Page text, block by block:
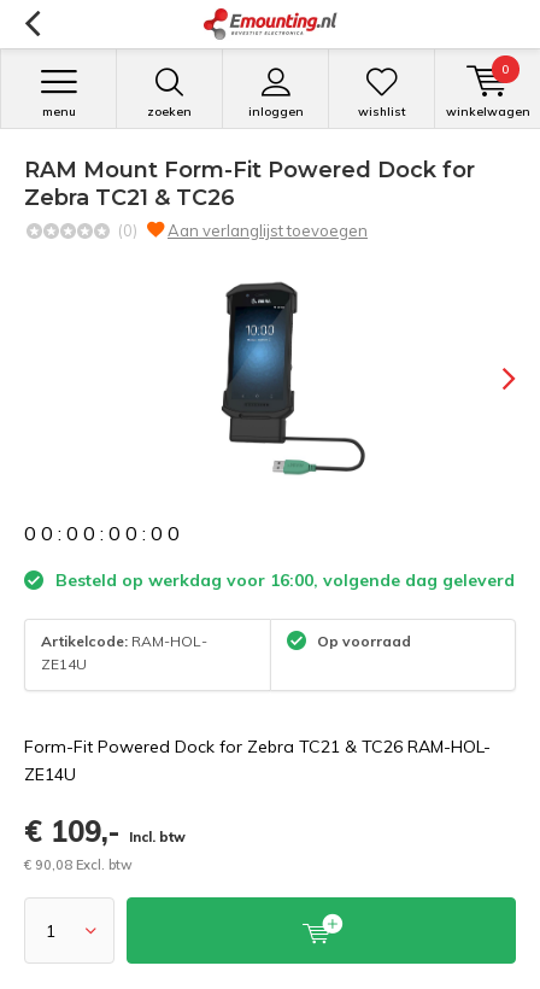
zoeken inloggen
menu wishlist winkelwagen
0
RAM Mount Form-Fit Powered Dock for
Zebra TC21 & TC26
(0) Aan verlanglijst toevoegen
0 0 : 0 0 : 0 0 : 0 0
Besteld op werkdag voor 16:00, volgende dag geleverd
Artikelcode: RAM-HOL-
ZE14U
Op voorraad
Form-Fit Powered Dock for Zebra TC21 & TC26 RAM-HOL-
ZE14U
€ 109,-
Incl. btw
€ 90,08 Excl. btw